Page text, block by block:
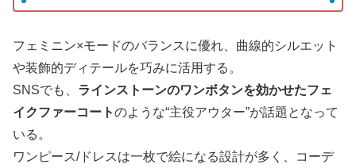
フェミニン×モードのバランスに優れ、曲線的シルエット
や装飾的ディテールを巧みに活用する。
SNSでも、 ラインストーンのワンボタンを効かせたフェ
イクファーコートのような“主役アウター”が話題となって
いる。
ワンピース/ドレスは一枚で絵になる設計が多く、コーデ